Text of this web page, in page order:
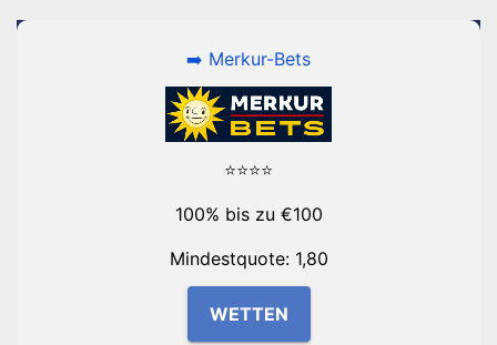
➡️ Merkur-Bets
⭐⭐⭐⭐
100% bis zu €100
Mindestquote: 1,80
WETTEN